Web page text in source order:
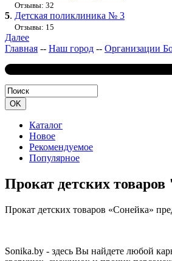
Отзывы: 32
5. Детская поликлиника № 3
Отзывы: 15
Далее
Главная -- Наш город -- Организации
Каталог
Новое
Рекомендуемое
Популярное
Прокат детских
Прокат детских товаров «Сонейка»
Sonika.by - здесь Вы найдете любой